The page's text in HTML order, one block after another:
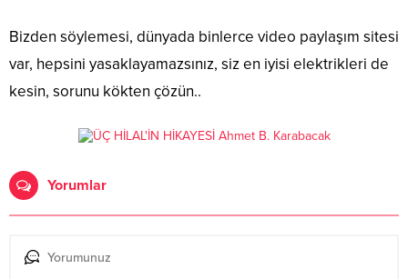
Bizden söylemesi, dünyada binlerce video paylaşım sitesi
var, hepsini yasaklayamazsınız, siz en iyisi elektrikleri de
kesin, sorunu kökten çözün..
Yorumlar